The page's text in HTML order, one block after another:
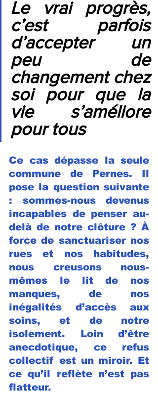
Le vrai progrès,
c’est parfois
d’accepter un
peu de
changement chez
soi pour que la
vie s’améliore
pour tous
Ce cas dépasse la seule
commune de Pernes. Il
pose la question suivante
: sommes-nous devenus
incapables de penser au-
delà de notre clôture ? À
force de sanctuariser nos
rues et nos habitudes,
nous creusons nous-
mêmes le lit de nos
manques, de nos
inégalités d’accès aux
soins, et de notre
isolement. Loin d’être
anecdotique, ce refus
collectif est un miroir. Et
ce qu’il reflète n’est pas
flatteur.